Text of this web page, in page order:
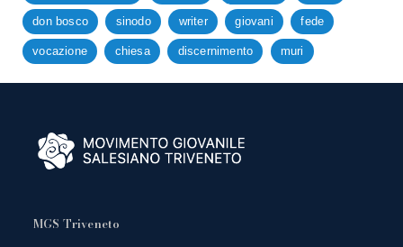
don bosco sinodo writer giovani fede
vocazione chiesa discernimento muri
MGS Triveneto